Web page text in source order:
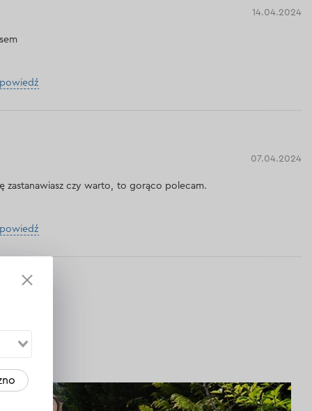
14.04.2024
07.04.2024
zastanawiasz czy warto, to gorąco polecam.